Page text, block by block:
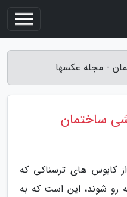
- مجله عکسها
ساختمان
کابوس های ترسناکی که
رو شوند، این است که به